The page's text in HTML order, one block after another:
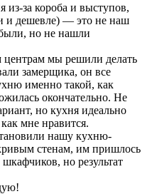
из-за короба и выступов,
и дешевле) — это не наш
но не нашли
центрам мы решили делать
замерщика, он все
именно такой, как
окончательно. Не
но кухня идеально
мне нравится.
нашу кухню-
стенам, им пришлось
но результат